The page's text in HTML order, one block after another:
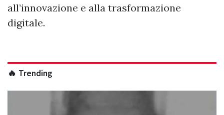
all’innovazione e alla trasformazione
digitale.
🔥 Trending